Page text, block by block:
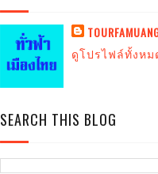
ดูโปรไฟล์ทั้งห
SEARCH THIS BLOG